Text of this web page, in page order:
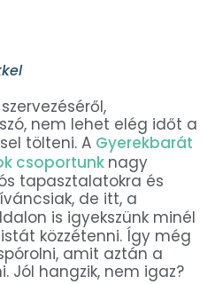
nem lehet elég időt a
tölteni. A Gyerekbarát
csoportunk nagy
tapasztalatokra és
de itt, a
is igyekszünk minél
közzétenni. Így még
amit aztán a
Jól hangzik, nem igaz?